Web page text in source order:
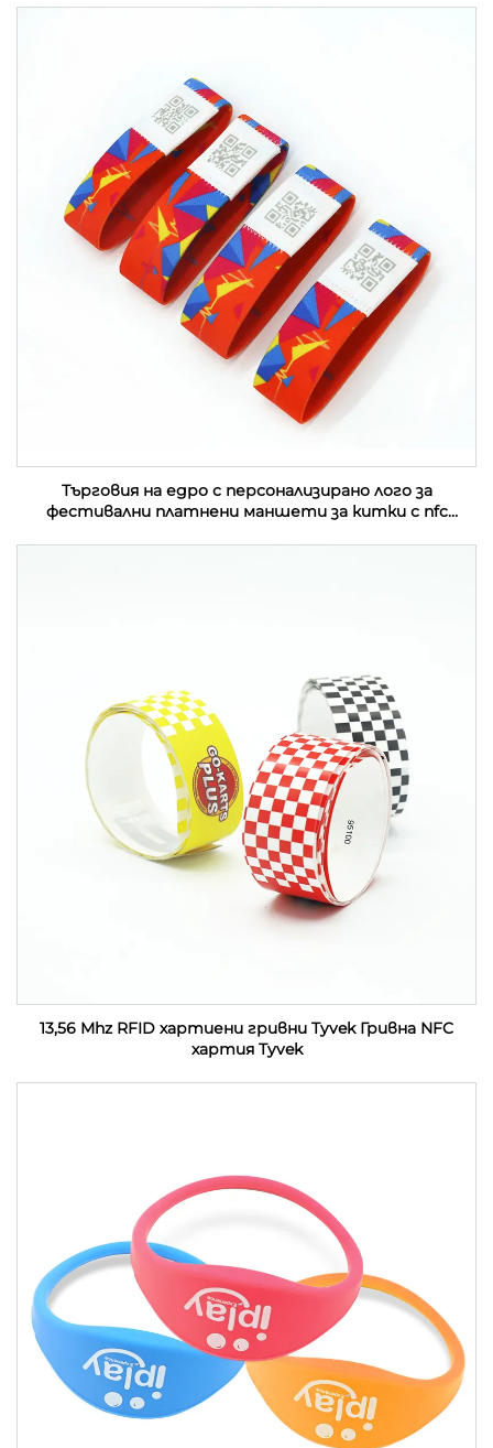
Търговия на едро с персонализирано лого за
фестивални платнени маншети за китки с nfc
13,56 Mhz RFID хартиени гривни Tyvek Гривна NFC
хартия Tyvek